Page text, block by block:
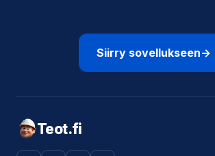
Siirry sovellukseen→
Teot.fi